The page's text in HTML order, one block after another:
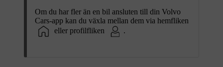
Om du har fler än en bil ansluten till din Volvo
Cars-app kan du växla mellan dem via hemfliken
eller profilfliken
.